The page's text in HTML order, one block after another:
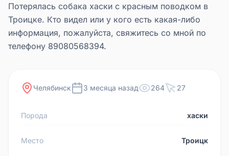
Потерялась собака хаски с красным поводком в
Троицке. Кто видел или у кого есть какая-либо
информация, пожалуйста, свяжитесь со мной по
телефону 89080568394.
Челябинск 3 месяца назад 264 27
Порода хаски
Место Троицк